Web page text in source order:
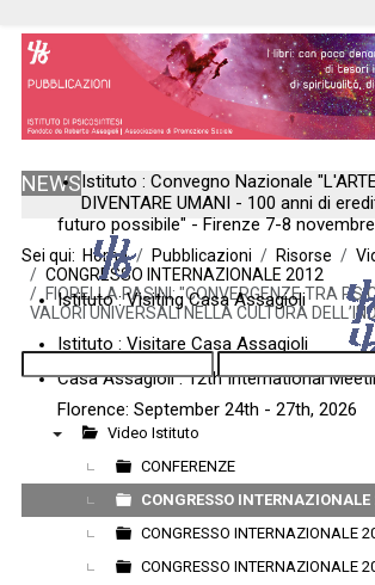
NEWSIstituto : Convegno Nazionale
DIVENTARE UMANI - 100 anni di
futuro possibile" - Firenze 7-8
Istituto : Visiting Casa Assagioli
Istituto : Visitare Casa Assagioli
Casa Assagioli : 12th International
Florence: September 24th - 27th, 2026
Sei qui: Home Pubblicazioni Risorse
CONGRESSO INTERNAZIONALE 2012
FIORELLA PASINI: "CONVERGENZE TRA
VALORI UNIVERSALI NELLA CULTURA
Video Istituto
CONFERENZE
CONGRESSO INTERNAZIONALE
CONGRESSO INTERNAZIONALE
CONGRESSO INTERNAZIONALE